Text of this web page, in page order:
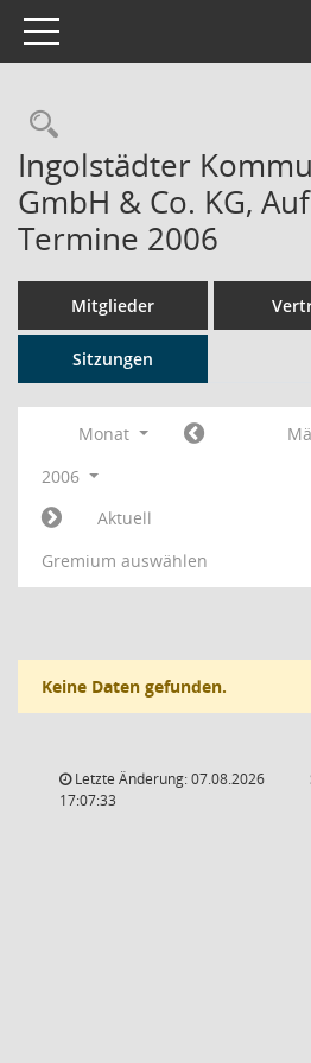
Toggle navigation
Rechercheauswahl
Ingolstädter
GmbH & Co. KG,
Termine 2006
Mitglieder
Sitzungen
Monat
2006
Aktuell
Gremium auswählen
Keine Daten gefunden.
Letzte Änderung: 07.08.2026
17:07:33